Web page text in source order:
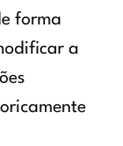
forma
a